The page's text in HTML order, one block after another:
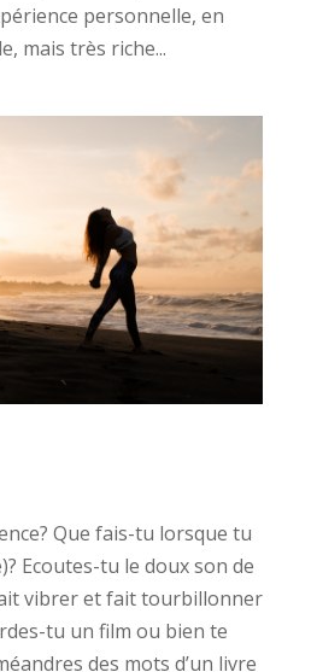
personnelle, en
mais très riche...
Que fais-tu lorsque tu
Ecoutes-tu le doux son de
vibrer et fait tourbillonner
tu un film ou bien te
des mots d’un livre